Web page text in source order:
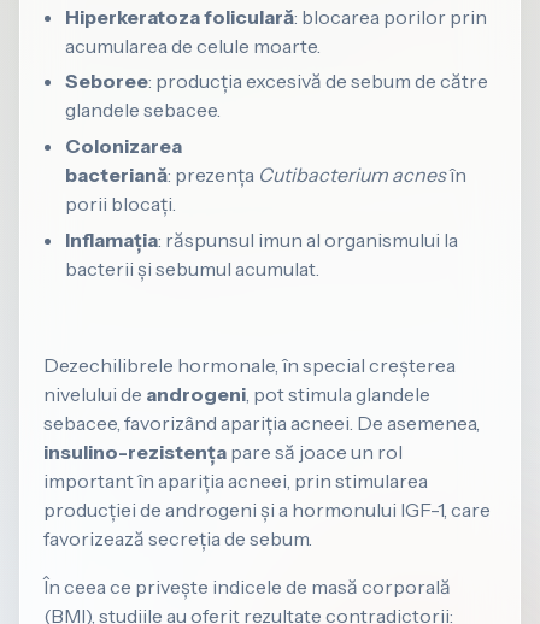
Hiperkeratoza foliculară: blocarea porilor prin
acumularea de celule moarte.
Seboree: producția excesivă de sebum de către
glandele sebacee.
Colonizarea
bacteriană: prezența Cutibacterium acnesîn
porii blocați.
Inflamația: răspunsul imun al organismului la
bacterii și sebumul acumulat.
Dezechilibrele hormonale, în special creșterea
nivelului de androgeni , pot stimula glandele
sebacee, favorizând apariția acneei. De asemenea,
insulino-rezistența pare să joace un rol
important în apariția acneei, prin stimularea
producției de androgeni și a hormonului IGF-1, care
favorizează secreția de sebum.
În ceea ce privește indicele de masă corporală
(BMI), studiile au oferit rezultate contradictorii: